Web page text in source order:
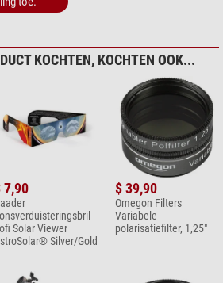
+ verzendkosten.
KOCHTEN, KOCHTEN OOK...
7,90
Solar Viewer
Silver/Gold
$ 39,90
Omegon Filters
Variabele
polarisatiefilter, 1,25"